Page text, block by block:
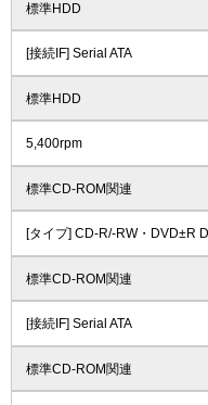
標準HDD
[接続IF] Serial ATA
標準HDD
5,400rpm
標準CD-ROM関連
[タイプ] CD-R/-RW・DVD±R
標準CD-ROM関連
[接続IF] Serial ATA
標準CD-ROM関連